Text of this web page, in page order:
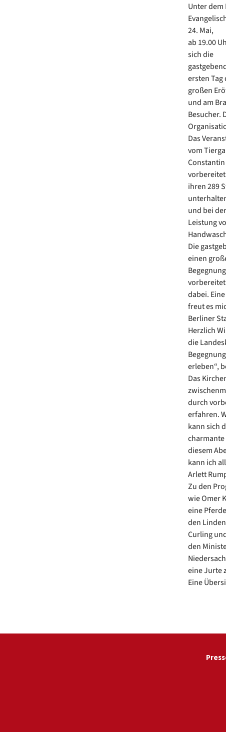
Unter dem
24. Mai,
ab 19.00
sich die
ersten Tag
großen
und am
Besucher.
Das
vom
ihren 289
und bei
Leistung
Die
einen
dabei.
freut es
Berliner
Herzlich
die
erleben“,
Das
durch
erfahren.
kann sich
diesem
kann ich
Arlett
Zu den
wie Omer
eine
den
Curling
den
eine Jurte
Eine